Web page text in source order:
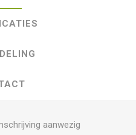
aanwezig